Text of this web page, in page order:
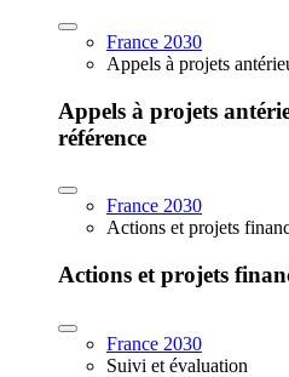
France 2030
Appels à projets
Appels à projets
référence
France 2030
Actions et projets
Actions et projets
France 2030
Suivi et évaluation